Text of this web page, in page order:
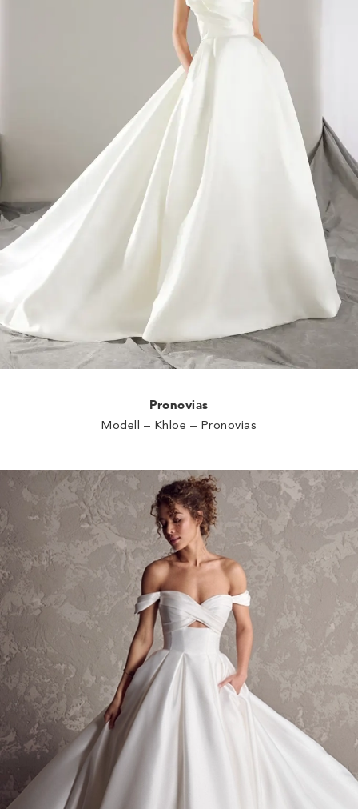
Pronovias
Modell – Khloe – Pronovias